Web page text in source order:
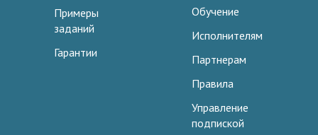
Примеры
заданий
Гарантии
Обучение
Исполнителям
Партнерам
Правила
Управление
подпиской